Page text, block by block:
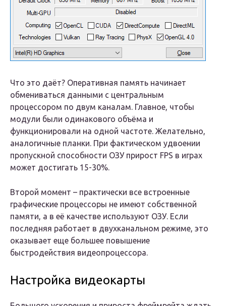
Что это даёт? Оперативная память начинает
обмениваться данными с центральным
процессором по двум каналам. Главное, чтобы
модули были одинакового объёма и
функционировали на одной частоте. Желательно,
аналогичные планки. При фактическом удвоении
пропускной способности ОЗУ прирост FPS в играх
может достигать 15-30%.
Второй момент – практически все встроенные
графические процессоры не имеют собственной
памяти, а в её качестве используют ОЗУ. Если
последняя работает в двухканальном режиме, это
оказывает еще большее повышение
быстродействия видеопроцессора.
Настройка видеокарты